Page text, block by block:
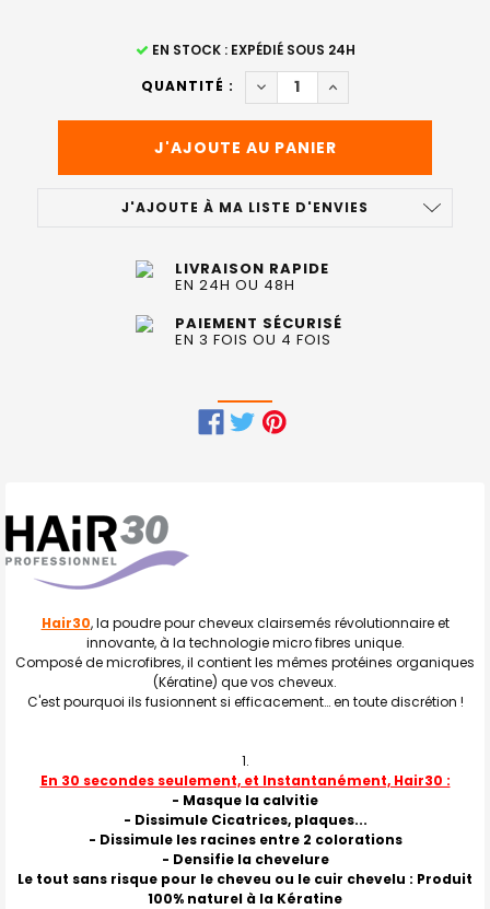
EN STOCK : EXPÉDIÉ SOUS 24H
QUANTITÉ :
DIMINUER LA QUANTITÉ DE
AUGMENTER LA
J'AJOUTE À MA LISTE D'ENVIES
LIVRAISON RAPIDE
EN 24H OU 48H
PAIEMENT SÉCURISÉ
EN 3 FOIS OU 4 FOIS
ENSEMBLE
J'AJOUTE
LA
AU PANIER
Hair30, la poudre pour cheveux clairsemés révolutionnaire et
innovante, à la technologie micro fibres unique.
Composé de microfibres, il contient les mêmes protéines organiques
(Kératine) que vos cheveux.
C'est pourquoi ils fusionnent si efficacement… en toute discrétion !
En 30 secondes seulement, et Instantanément, Hair30 :
- Masque la calvitie
- Dissimule Cicatrices, plaques...
- Dissimule les racines entre 2 colorations
- Densifie la chevelure
Le tout sans risque pour le cheveu ou le cuir chevelu : Produit
100% naturel à la Kératine